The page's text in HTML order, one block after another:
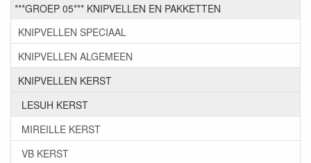
***GROEP 05*** KNIPVELLEN EN PAKKETTEN
KNIPVELLEN SPECIAAL
KNIPVELLEN ALGEMEEN
KNIPVELLEN KERST
LESUH KERST
MIREILLE KERST
VB KERST